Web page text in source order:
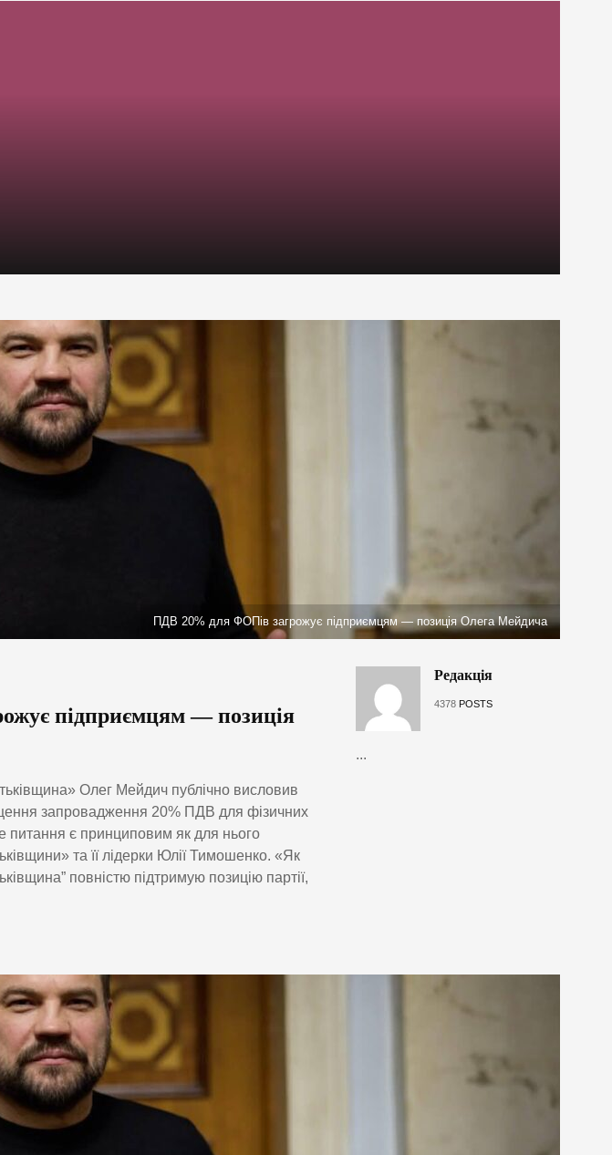
ПДВ 20% для ФОПів загрожує підприємцям — позиція Олега Мейдича
підприємцям — позиція
Олег Мейдич публічно висловив
запровадження 20% ПДВ для фізичних
питання є принциповим як для нього
та її лідерки Юлії Тимошенко. «Як
повністю підтримую позицію партії,
Редакція
4378 POSTS
...